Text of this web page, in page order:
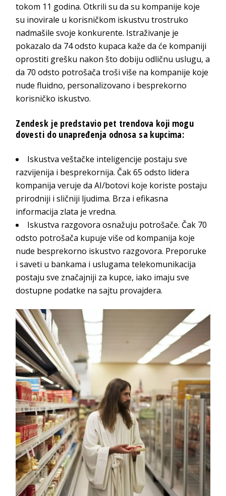
tokom 11 godina. Otkrili su da su kompanije koje
su inovirale u korisničkom iskustvu trostruko
nadmašile svoje konkurente. Istraživanje je
pokazalo da 74 odsto kupaca kaže da će kompaniji
oprostiti grešku nakon što dobiju odličnu uslugu, a
da 70 odsto potrošača troši više na kompanije koje
nude fluidno, personalizovano i besprekorno
korisničko iskustvo.
Zendeskje predstavio pet trendova koji mogu
dovesti do unapređenja odnosa sa kupcima:
Iskustva veštačke inteligencije postaju sve
razvijenija i besprekornija. Čak 65 odsto lidera
kompanija veruje da AI/botovi koje koriste postaju
prirodniji i sličniji ljudima. Brza i efikasna
informacija zlata je vredna.
Iskustva razgovora osnažuju potrošače. Čak 70
odsto potrošača kupuje više od kompanija koje
nude besprekorno iskustvo razgovora. Preporuke
i saveti u bankama i uslugama telekomunikacija
postaju sve značajniji za kupce, iako imaju sve
dostupne podatke na sajtu provajdera.